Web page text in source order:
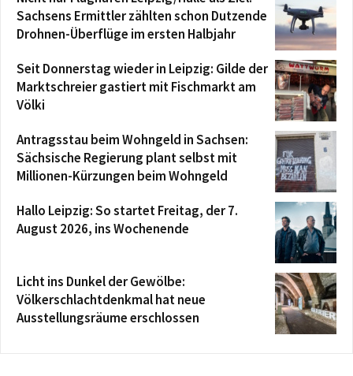
Sachsens Ermittler zählten schon Dutzende
Drohnen-Überflüge im ersten Halbjahr
Seit Donnerstag wieder in Leipzig: Gilde der
Marktschreier gastiert mit Fischmarkt am
Völki
Antragsstau beim Wohngeld in Sachsen:
Sächsische Regierung plant selbst mit
Millionen-Kürzungen beim Wohngeld
Hallo Leipzig: So startet Freitag, der 7.
August 2026, ins Wochenende
Licht ins Dunkel der Gewölbe:
Völkerschlachtdenkmal hat neue
Ausstellungsräume erschlossen